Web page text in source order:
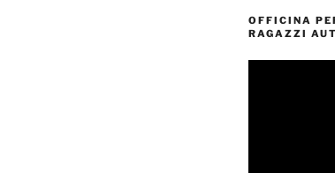
OFFICINA
RAGAZZI